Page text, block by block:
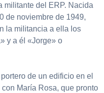
militante del ERP. Nacida
de noviembre de 1949,
la militancia a ella los
y a él «Jorge» o
de un edificio en el
María Rosa, que pronto